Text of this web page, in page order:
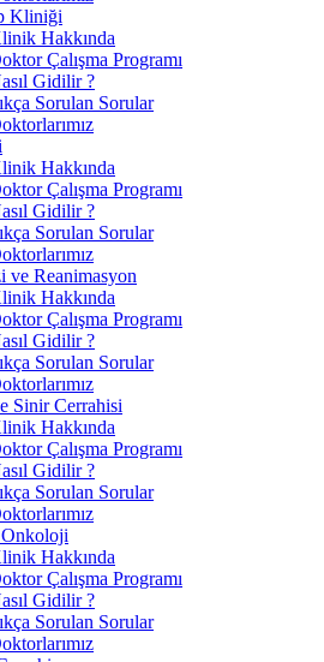
Kliniği
Hakkında
Çalışma Programı
Gidilir ?
Sorulan Sorular
Hakkında
Çalışma Programı
Gidilir ?
Sorulan Sorular
ve Reanimasyon
Hakkında
Çalışma Programı
Gidilir ?
Sorulan Sorular
Sinir Cerrahisi
Hakkında
Çalışma Programı
Gidilir ?
Sorulan Sorular
Hakkında
Çalışma Programı
Gidilir ?
Sorulan Sorular